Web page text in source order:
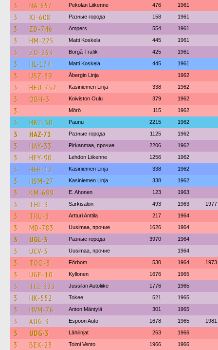
3 NA-657 Pekolan Liikenne 476 1961
3 XJ-608 Разные города 158 1961
3 ZD-746 Ampers 554 1961
3 HM-225 Matti Koskela 445 1961
3 ZO-263 Borgå Trafik 425 1961
3 HL-174 Matti Koskela 445 1961
3 USZ-39 Åbergin Linja 1962
3 HEU-752 Kasiniemen Linja 338 1962
3 OBH-3 Koiviston Oulu 379 1962
3 Mörö 115 1962
3 HBT-30 Paunu 2215 1962
3 HAZ-71 Разные города 1125 1962
3 HAY-33 Pirkanmaa, прочие 2206 1962
3 HEY-90 Lehdon Liikenne 1256 1962
3 HFH-12 Kasiniemen Linja 338 1962
3 HSM-27 Kasiniemen Linja 338 1962
3 KM-699 E. Ahonen 123 1963
3 THL-3 Särkisalon 493 1963 1977
3 TRU-3 Artturi Anttila 217 1964
3 MD-783 Uusimaa, прочие 1626 1964
3 UGL-3 Разные города 3970 1964
3 UCV-3 Uusimaa, прочие 1964
3 TOO-3 Förbom 530 1964 1973
3 UGE-10 Kyllonen 1676 1965
3 TCL-323 Jussilan Autoliike 1776 1965
3 HK-552 Tokee 521 1965
3 HVM-76 Anton Mäntylä 301 1965
3 AUG-3 Espoon Auto 1678 1965 1981
3 UDG-3 Lähilinjat 263 1966
3 BEK-23 Toimi Vento 1966 1966